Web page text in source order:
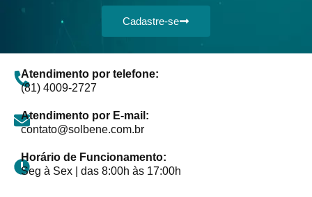
Cadastre-se
Atendimento por telefone:
(81) 4009-2727
Atendimento por E-mail:
contato@solbene.com.br
Horário de Funcionamento:
Seg à Sex | das 8:00h às 17:00h